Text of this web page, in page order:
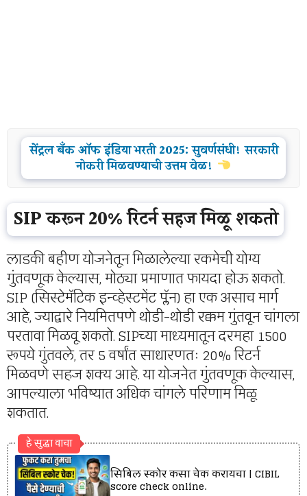
सेंट्रल बँक ऑफ इंडिया भरती 2025: सुवर्णसंधी! सरकारी
नोकरी मिळवण्याची उत्तम वेळ!
SIP करून 20% रिटर्न सहज मिळू शकतो
लाडकी बहीण योजनेतून मिळालेल्या रकमेची योग्य
गुंतवणूक केल्यास, मोठ्या प्रमाणात फायदा होऊ शकतो.
SIP (सिस्टेमॅटिक इन्व्हेस्टमेंट प्लॅन) हा एक असाच मार्ग
आहे, ज्याद्वारे नियमितपणे थोडी-थोडी रक्कम गुंतवून चांगला
परतावा मिळवू शकतो. SIPच्या माध्यमातून दरमहा 1500
रूपये गुंतवले, तर 5 वर्षांत साधारणतः 20% रिटर्न
मिळवणे सहज शक्य आहे. या योजनेत गुंतवणूक केल्यास,
आपल्याला भविष्यात अधिक चांगले परिणाम मिळू
शकतात.
हे सुद्धा वाचा
सिबिल स्कोर कसा चेक करायचा | CIBIL
score check online.